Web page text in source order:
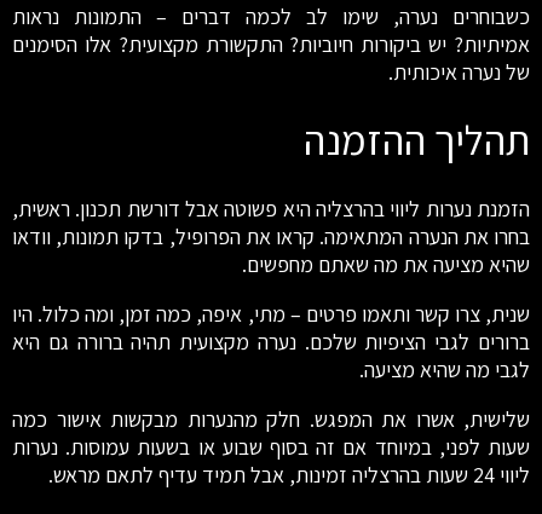
כשבוחרים נערה, שימו לב לכמה דברים – התמונות נראות
אמיתיות? יש ביקורות חיוביות? התקשורת מקצועית? אלו הסימנים
של נערה איכותית.
תהליך ההזמנה
הזמנת נערות ליווי בהרצליה היא פשוטה אבל דורשת תכנון. ראשית,
בחרו את הנערה המתאימה. קראו את הפרופיל, בדקו תמונות, וודאו
שהיא מציעה את מה שאתם מחפשים.
שנית, צרו קשר ותאמו פרטים – מתי, איפה, כמה זמן, ומה כלול. היו
ברורים לגבי הציפיות שלכם. נערה מקצועית תהיה ברורה גם היא
לגבי מה שהיא מציעה.
שלישית, אשרו את המפגש. חלק מהנערות מבקשות אישור כמה
שעות לפני, במיוחד אם זה בסוף שבוע או בשעות עמוסות. נערות
ליווי 24 שעות בהרצליה זמינות, אבל תמיד עדיף לתאם מראש.